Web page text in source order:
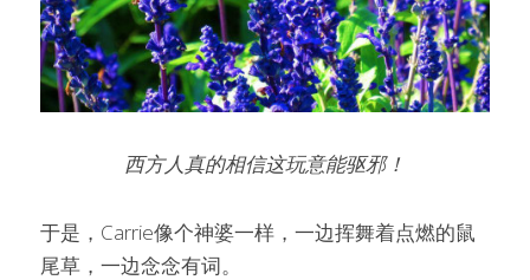
西方人真的相信这玩意能驱邪！
于是，Carrie像个神婆一样，一边挥舞着点燃的鼠
尾草，一边念念有词。